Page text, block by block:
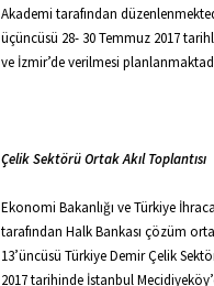
Akademi tarafından
üçüncüsü 28- 30 Temmuz 2017
ve İzmir’de verilmesi
Çelik Sektörü Ortak Akıl Toplantısı
Ekonomi Bakanlığı ve Türkiye
tarafından Halk Bankası çözüm
13’üncüsü Türkiye Demir Çelik
2017 tarihinde İstanbul